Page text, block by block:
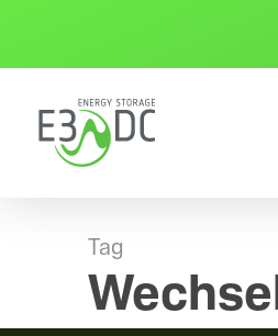
main
Tag